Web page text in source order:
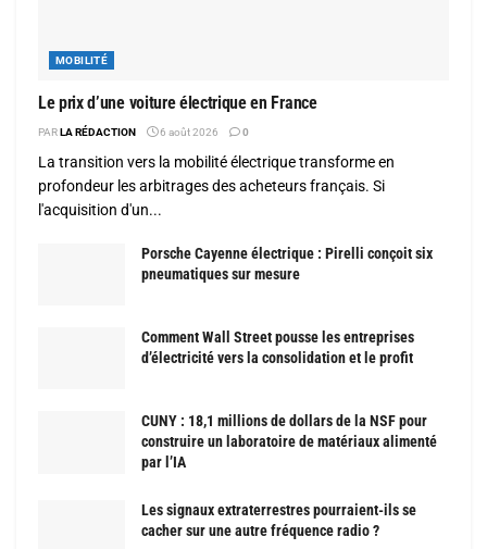
MOBILITÉ
Le prix d’une voiture électrique en France
PARLA RÉDACTION 6 août 2026 0
La transition vers la mobilité électrique transforme en
profondeur les arbitrages des acheteurs français. Si
l'acquisition d'un...
Porsche Cayenne électrique : Pirelli conçoit six
pneumatiques sur mesure
Comment Wall Street pousse les entreprises
d’électricité vers la consolidation et le profit
CUNY : 18,1 millions de dollars de la NSF pour
construire un laboratoire de matériaux alimenté
par l’IA
Les signaux extraterrestres pourraient-ils se
cacher sur une autre fréquence radio ?